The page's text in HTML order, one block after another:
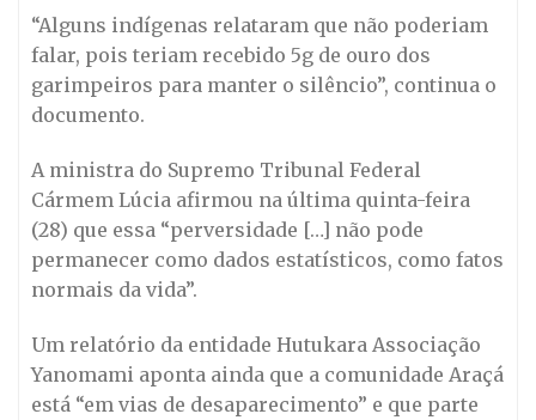
“Alguns indígenas relataram que não poderiam
falar, pois teriam recebido 5g de ouro dos
garimpeiros para manter o silêncio”, continua o
documento.
A ministra do Supremo Tribunal Federal
Cármem Lúcia afirmou na última quinta-feira
(28) que essa “perversidade […] não pode
permanecer como dados estatísticos, como fatos
normais da vida”.
Um relatório da entidade Hutukara Associação
Yanomami aponta ainda que a comunidade Araçá
está “em vias de desaparecimento” e que parte